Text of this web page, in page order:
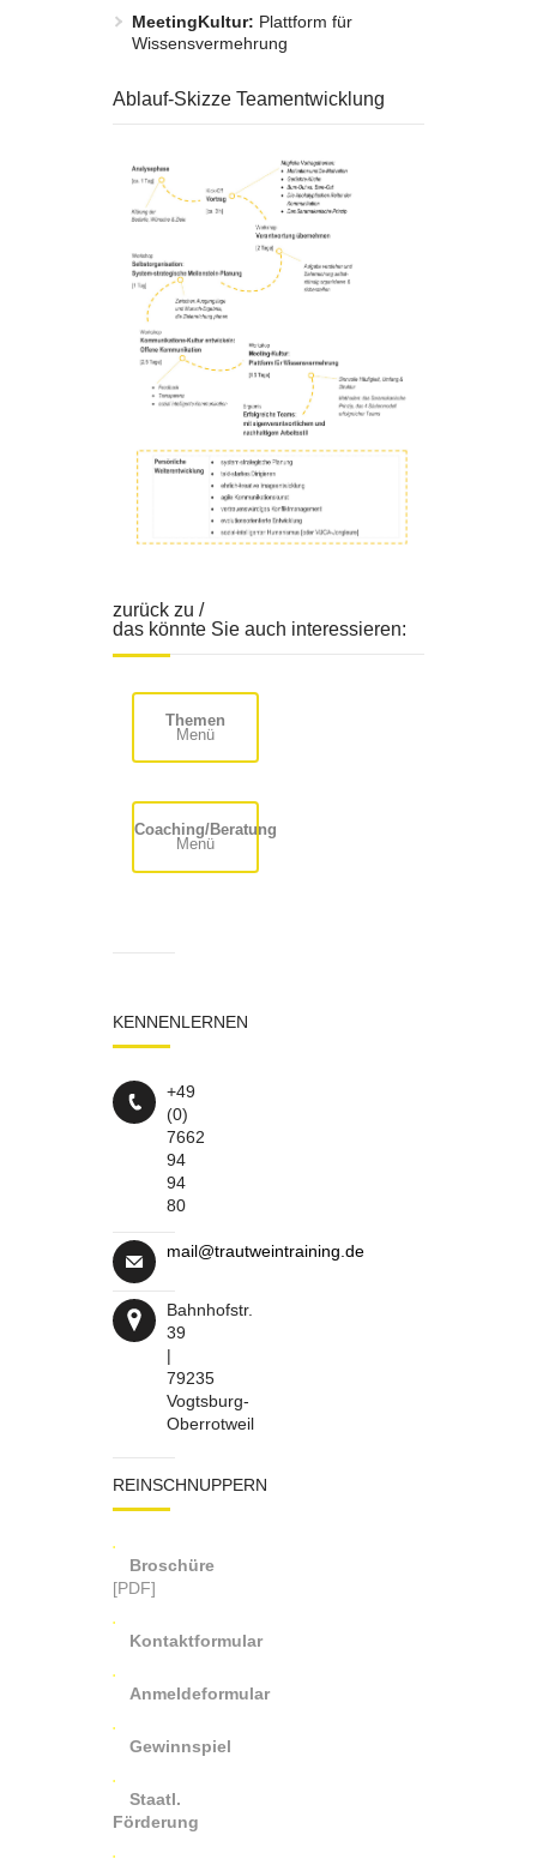
MeetingKultur: Plattform für
Wissensvermehrung
Ablauf-Skizze Teamentwicklung
zurück zu /
das könnte Sie auch interessieren:
Themen
Menü
Coaching/Beratung
Menü
KENNENLERNEN
+49
(0)
7662
94
94
80
mail@trautweintraining.de
Bahnhofstr.
39
|
79235
Vogtsburg-
Oberrotweil
REINSCHNUPPERN
Broschüre
[PDF]
Kontaktformular
Anmeldeformular
Gewinnspiel
Staatl.
Förderung